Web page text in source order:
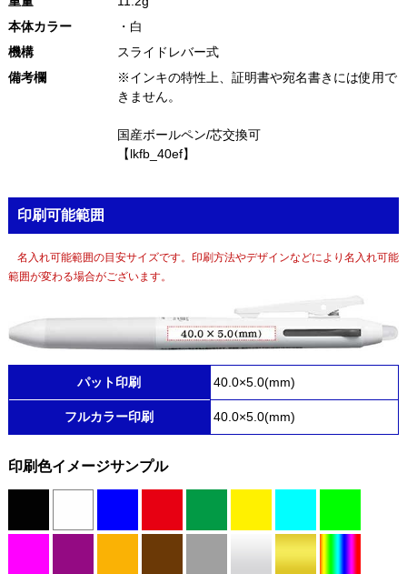
本体カラー
・白
機構
スライドレバー式
備考欄
※インキの特性上、証明書や宛名書きには使用で
きません。
国産ボールペン/芯交換可
【lkfb_40ef】
印刷可能範囲
名入れ可能範囲の目安サイズです。印刷方法やデザインなどにより名入れ可能
範囲が変わる場合がございます。
パット印刷 40.0×5.0(mm)
フルカラー印刷 40.0×5.0(mm)
印刷色イメージサンプル